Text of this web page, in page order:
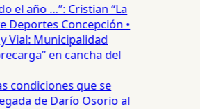
el año …”: Cristian “La
Concepción •
Vial: Municipalidad
en cancha del
condiciones que se
de Darío Osorio al